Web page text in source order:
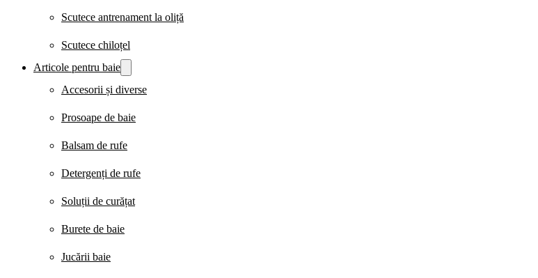
Scutece antrenament la oliță
Scutece chiloțel
Articole pentru baie
Accesorii și diverse
Prosoape de baie
Balsam de rufe
Detergenți de rufe
Soluții de curățat
Burete de baie
Jucării baie